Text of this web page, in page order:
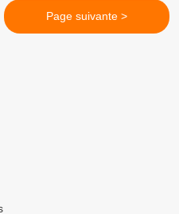
Page suivante >